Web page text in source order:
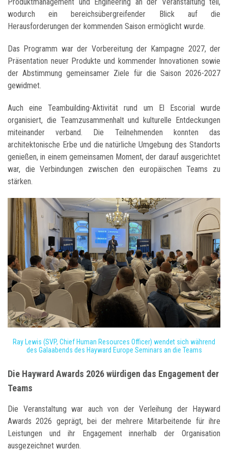
wodurch ein bereichsübergreifender Blick auf die
Herausforderungen der kommenden Saison ermöglicht wurde.
Das Programm war der Vorbereitung der Kampagne 2027, der
Präsentation neuer Produkte und kommender Innovationen sowie
der Abstimmung gemeinsamer Ziele für die Saison 2026-2027
gewidmet.
Auch eine Teambuilding-Aktivität rund um El Escorial wurde
organisiert, die Teamzusammenhalt und kulturelle Entdeckungen
miteinander verband. Die Teilnehmenden konnten das
architektonische Erbe und die natürliche Umgebung des Standorts
genießen, in einem gemeinsamen Moment, der darauf ausgerichtet
war, die Verbindungen zwischen den europäischen Teams zu
stärken.
Ray Lewis (SVP, Chief Human Resources Officer) wendet sich während
des Galaabends des Hayward Europe Seminars an die Teams
Die Hayward Awards 2026 würdigen das Engagement der
Teams
Die Veranstaltung war auch von der Verleihung der Hayward
Awards 2026 geprägt, bei der mehrere Mitarbeitende für ihre
Leistungen und ihr Engagement innerhalb der Organisation
ausgezeichnet wurden.